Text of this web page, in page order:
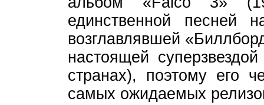
единственной песней
возглавлявшей
настоящей
странах), поэтому его
самых ожидаемых